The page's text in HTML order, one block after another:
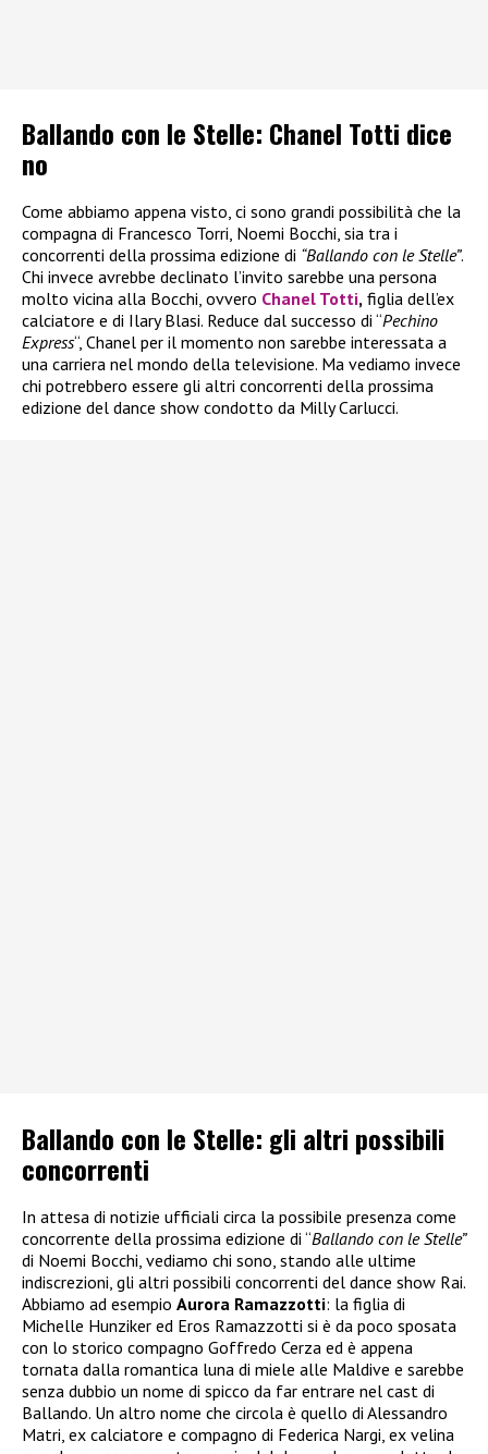
Ballando con le Stelle: Chanel Totti dice
no
Come abbiamo appena visto, ci sono grandi possibilità che la
compagna di Francesco Torri, Noemi Bocchi, sia tra i
concorrenti della prossima edizione di “Ballando con le Stelle”.
Chi invece avrebbe declinato l’invito sarebbe una persona
molto vicina alla Bocchi, ovvero Chanel Totti, figlia dell’ex
calciatore e di Ilary Blasi. Reduce dal successo di “Pechino
Express“, Chanel per il momento non sarebbe interessata a
una carriera nel mondo della televisione. Ma vediamo invece
chi potrebbero essere gli altri concorrenti della prossima
edizione del dance show condotto da Milly Carlucci.
Ballando con le Stelle: gli altri possibili
concorrenti
In attesa di notizie ufficiali circa la possibile presenza come
concorrente della prossima edizione di “Ballando con le Stelle”
di Noemi Bocchi, vediamo chi sono, stando alle ultime
indiscrezioni, gli altri possibili concorrenti del dance show Rai.
Abbiamo ad esempio Aurora Ramazzotti: la figlia di
Michelle Hunziker ed Eros Ramazzotti si è da poco sposata
con lo storico compagno Goffredo Cerza ed è appena
tornata dalla romantica luna di miele alle Maldive e sarebbe
senza dubbio un nome di spicco da far entrare nel cast di
Ballando. Un altro nome che circola è quello di Alessandro
Matri, ex calciatore e compagno di Federica Nargi, ex velina